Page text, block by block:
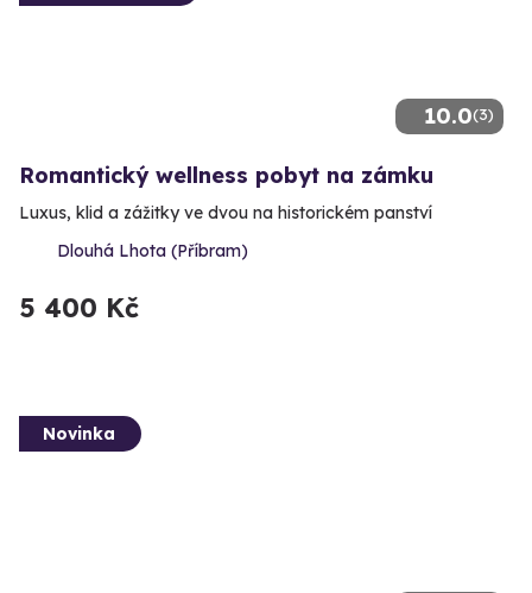
10.0(3)
Romantický wellness pobyt na zámku
Luxus, klid a zážitky ve dvou na historickém panství
Dlouhá Lhota (Příbram)
5 400 Kč
Novinka